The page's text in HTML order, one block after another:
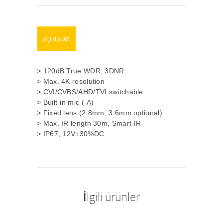
AÇIKLAMA
> 120dB True WDR, 3DNR
> Max. 4K resolution
> CVI/CVBS/AHD/TVI switchable
> Built-in mic (-A)
> Fixed lens (2.8mm; 3.6mm optional)
> Max. IR length 30m, Smart IR
> IP67, 12V±30%DC
İlgili ürünler